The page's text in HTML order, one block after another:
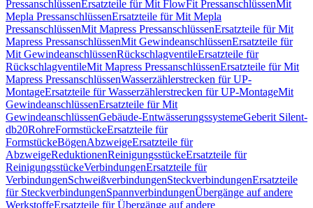
PressanschlüssenErsatzteile für Mit FlowFit PressanschlüssenMit
Mepla PressanschlüssenErsatzteile für Mit Mepla
PressanschlüssenMit Mapress PressanschlüssenErsatzteile für Mit
Mapress PressanschlüssenMit GewindeanschlüssenErsatzteile für
Mit GewindeanschlüssenRückschlagventileErsatzteile für
RückschlagventileMit Mapress PressanschlüssenErsatzteile für Mit
Mapress PressanschlüssenWasserzählerstrecken für UP-
MontageErsatzteile für Wasserzählerstrecken für UP-MontageMit
GewindeanschlüssenErsatzteile für Mit
GewindeanschlüssenGebäude-EntwässerungssystemeGeberit Silent-
db20RohreFormstückeErsatzteile für
FormstückeBögenAbzweigeErsatzteile für
AbzweigeReduktionenReinigungsstückeErsatzteile für
ReinigungsstückeVerbindungenErsatzteile für
VerbindungenSchweißverbindungenSteckverbindungenErsatzteile
für SteckverbindungenSpannverbindungenÜbergänge auf andere
WerkstoffeErsatzteile für Übergänge auf andere